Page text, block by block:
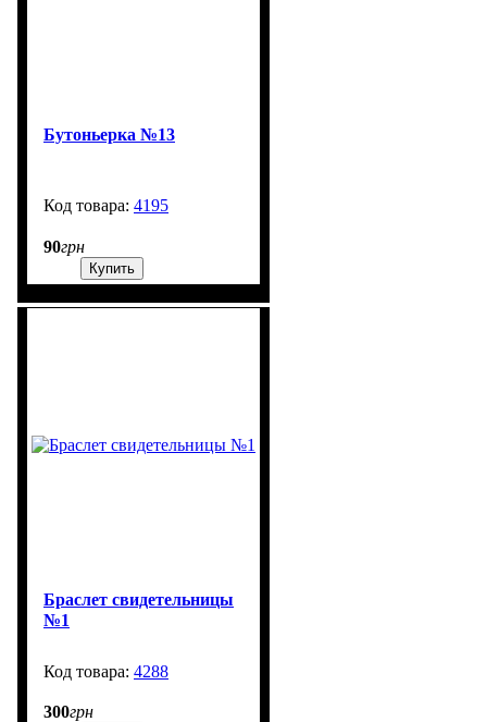
Бутоньерка №13
4195
90грн
Купить
Браслет свидетельницы
№1
4288
300грн